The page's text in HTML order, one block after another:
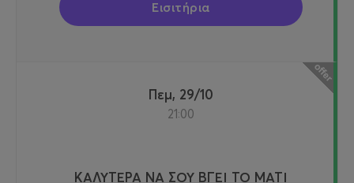
Εισιτήρια
Πεμ, 29/10
21:00
ΚΑΛΥΤΕΡΑ ΝΑ ΣΟΥ ΒΓΕΙ ΤΟ ΜΑΤΙ